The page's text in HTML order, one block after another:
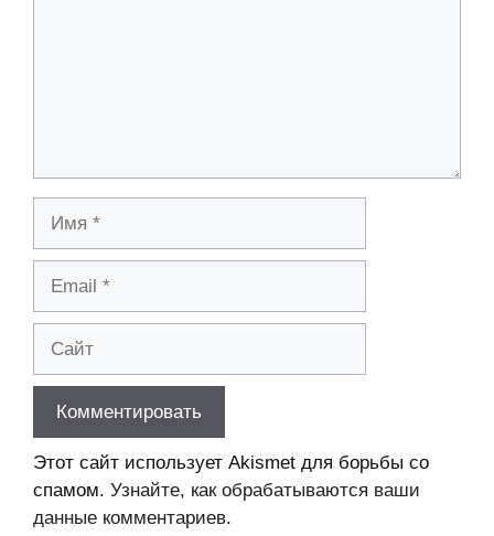
Этот сайт использует Akismet для борьбы со
спамом. Узнайте, как обрабатываются ваши
данные комментариев.